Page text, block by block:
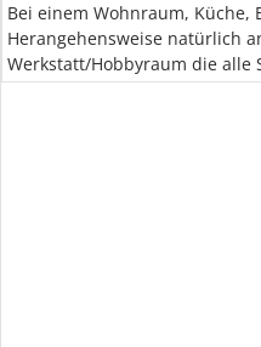
Bei einem Wohnraum, Küche,
Herangehensweise natürlich
Werkstatt/Hobbyraum die alle